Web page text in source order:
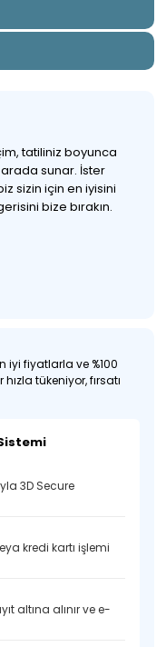
tatiliniz boyunca
arada sunar. İster
sizin için en iyisini
bize bırakın.
iyi fiyatlarla ve %100
tükeniyor, fırsatı
3D Secure
kredi kartı işlemi
altına alınır ve e-